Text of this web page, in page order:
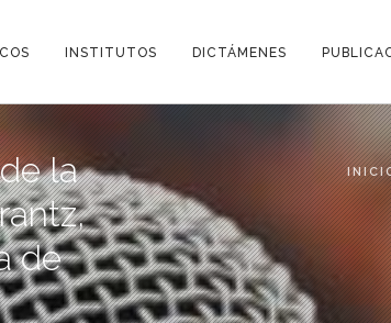
INSTITUTOS DICTÁMENES
la
de